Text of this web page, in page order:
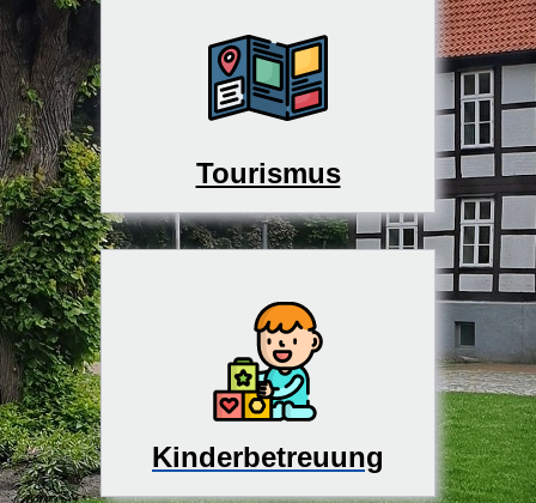
Tourismus
Kinderbetreuung